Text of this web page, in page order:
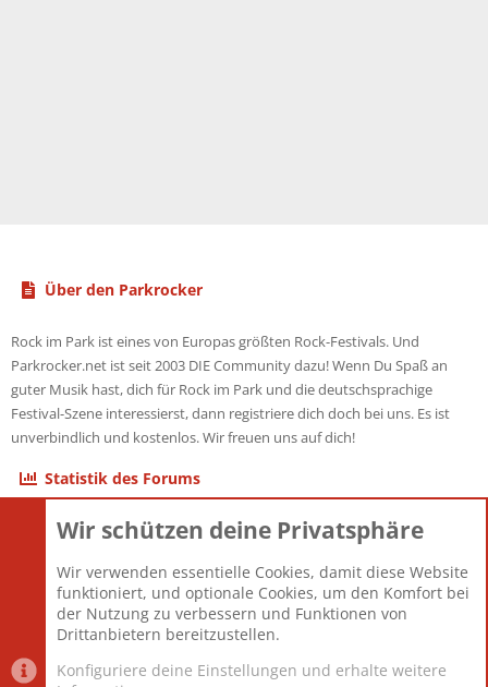
Über den Parkrocker
Rock im Park ist eines von Europas größten Rock-Festivals. Und
Parkrocker.net ist seit 2003 DIE Community dazu! Wenn Du Spaß an
guter Musik hast, dich für Rock im Park und die deutschsprachige
Festival-Szene interessierst, dann registriere dich doch bei uns. Es ist
unverbindlich und kostenlos. Wir freuen uns auf dich!
Statistik des Forums
Themen
Mitglieder
12.427
Neuestes Mitglied
Berlin
Wir schützen deine Privatsphäre
Wir verwenden essentielle Cookies, damit diese Website
funktioniert, und optionale Cookies, um den Komfort bei
der Nutzung zu verbessern und Funktionen von
Drittanbietern bereitzustellen.
Konfiguriere deine Einstellungen und erhalte weitere